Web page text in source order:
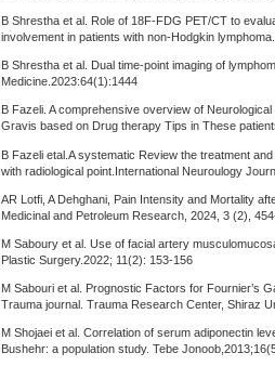
B Shrestha et al. Role of 18F-FDG PET/CT to
involvement in patients with non-Hodgkin
B Shrestha et al. Dual time-point imaging of
Medicine.2023:64(1):1444
B Fazeli. A comprehensive overview of
Gravis based on Drug therapy Tips in These
B Fazeli etal.A systematic Review the treatment
with radiological point.International Neuroulogy
AR Lotfi, A Dehghani, Pain Intensity and Mortality
Medicinal and Petroleum Research, 2024, 3 (2),
M Saboury et al. Use of facial artery
Plastic Surgery.2022; 11(2): 153-156
M Sabouri et al. Prognostic Factors for Fournier’s
Trauma journal. Trauma Research Center, Shiraz
M Shojaei et al. Correlation of serum adiponectin
Bushehr: a population study. Tebe